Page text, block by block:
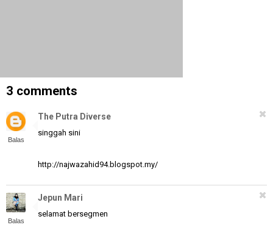
3 comments
Balas
The Putra Diverse
singgah sini
http://najwazahid94.blogspot.my/
Balas
Jepun Mari
selamat bersegmen